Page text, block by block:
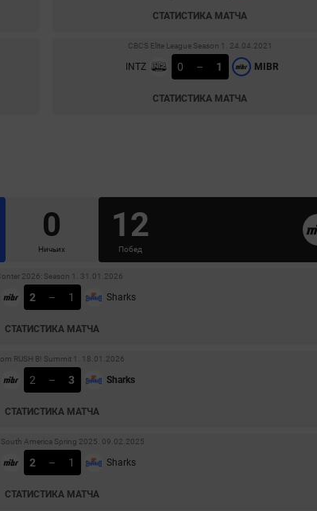
СТАТИСТИКА МАТЧА
CBCS Elite League Season 1. 24.04.2021
INTZ 0 – 1 MIBR
СТАТИСТИКА МАТЧА
0
Ничьих
12
Побед
2026: Season 1. 31.01.2026
2 – 1 Sharks
СТАТИСТИКА МАТЧА
RUSH B! Summit 1. 18.01.2026
2 – 3 Sharks
СТАТИСТИКА МАТЧА
South America Spring 2025. 09.02.2025
2 – 1 Sharks
СТАТИСТИКА МАТЧА